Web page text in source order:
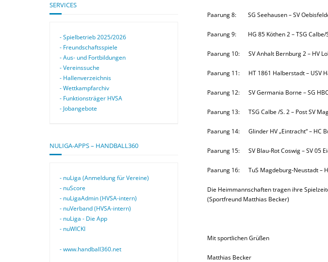
Paarung 8: SG Seehausen – SV
Paarung 9: HG 85 Köthen 2 – TSG Calbe/
Paarung 10: SV Anhalt Bernburg 2 – HV
Paarung 11: HT 1861 Halberstadt – USV
Paarung 12: SV Germania Borne – SG
Paarung 13: TSG Calbe /S. 2 – Post SV
Paarung 14: Glinder HV „Eintracht“ – HC
Paarung 15: SV Blau-Rot Coswig – SV 05
Paarung 16: TuS Magdeburg-Neustadt –
Die Heimmannschaften tragen ihre
(Sportfreund Matthias Becker)
Mit sportlichen Grüßen
Matthias Becker
SERVICES
- Spielbetrieb 2025/2026
- Freundschaftsspiele
- Aus- und Fortbildungen
- Vereinssuche
- Hallenverzeichnis
- Wettkampfarchiv
- Funktionsträger HVSA
- Jobangebote
NULIGA-APPS – HANDBALL360
- nuLiga (Anmeldung für Vereine)
- nuScore
- nuLigaAdmin (HVSA-intern)
- nuVerband (HVSA-intern)
- nuLiga - Die App
- nuWICKI
- www.handball360.net